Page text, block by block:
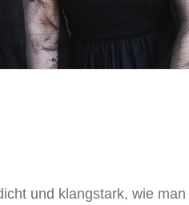
und klangstark, wie man